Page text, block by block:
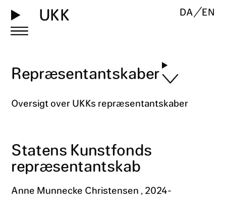
UKK DA EN
Repræsentantskaber
Oversigt over UKKs repræsentantskaber
Statens Kunstfonds
repræsentantskab
Anne Munnecke Christensen , 2024-